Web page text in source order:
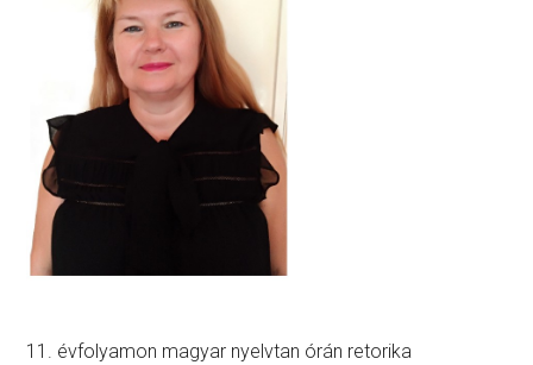
11. évfolyamon magyar nyelvtan órán retorika